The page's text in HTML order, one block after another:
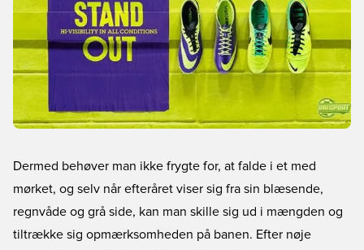
Dermed behøver man ikke frygte for, at falde i et med
mørket, og selv når efteråret viser sig fra sin blæsende,
regnvåde og grå side, kan man skille sig ud i mængden og
tiltrække sig opmærksomheden på banen. Efter nøje